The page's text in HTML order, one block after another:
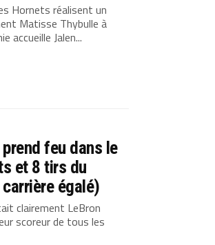
Hornets réalisent un
Matisse Thybulle à
accueille Jalen...
feu dans le
et 8 tirs du
égalé)
clairement LeBron
scoreur de tous les